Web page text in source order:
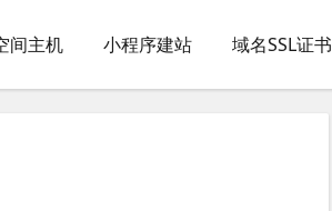
间主机 小程序建站 域名SSL证书